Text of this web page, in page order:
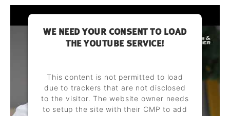
WE NEED YOUR CONSENT TO LOAD
THE YOUTUBE SERVICE!
This content is not permitted to load
due to trackers that are not disclosed
to the visitor. The website owner needs
to setup the site with their CMP to add